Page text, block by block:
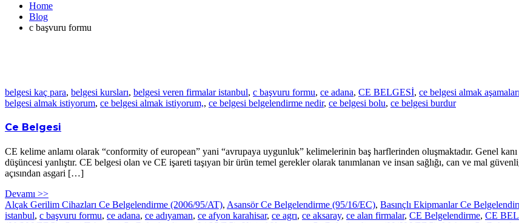
Home
Blog
c başvuru formu
belgesi kaç para, belgesi kursları, belgesi veren firmalar istanbul, c başvuru formu, ce adana, CE BELGESİ, ce belgesi almak aşamaları
belgesi almak istiyorum, ce belgesi almak istiyorum,, ce belgesi belgelendirme nedir, ce belgesi bolu, ce belgesi burdur
Ce Belgesi
CE kelime anlamı olarak “conformity of european” yani “avrupaya uygunluk” kelimelerinin baş harflerinden oluşmaktadır. Genel
düşüncesi yanlıştır. CE belgesi olan ve CE işareti taşıyan bir ürün temel gerekler olarak tanımlanan ve insan sağlığı, can ve mal
açısından asgari […]
Devamı >>
Alçak Gerilim Cihazları Ce Belgelendirme (2006/95/AT), Asansör Ce Belgelendirme (95/16/EC), Basınçlı Ekipmanlar Ce
istanbul, c başvuru formu, ce adana, ce adıyaman, ce afyon karahisar, ce agrı, ce aksaray, ce alan firmalar, CE Belgelendirme, CE